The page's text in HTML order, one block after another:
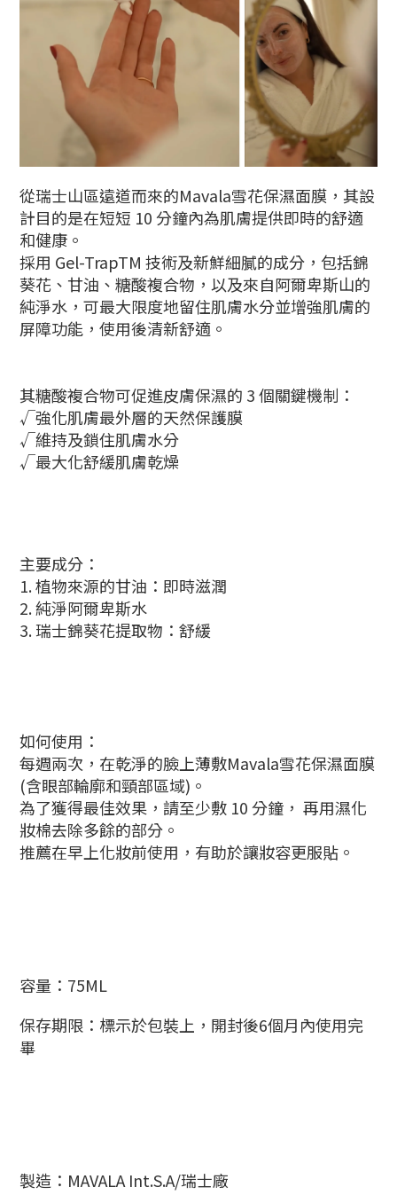
從瑞士山區遠道而來的Mavala雪花保濕面膜，其設
計目的是在短短 10 分鐘內為肌膚提供即時的舒適
和健康。
採用 Gel-TrapTM 技術及新鮮細膩的成分，包括錦
葵花、甘油、糖酸複合物，以及來自阿爾卑斯山的
純淨水，可最大限度地留住肌膚水分並增強肌膚的
屏障功能，使用後清新舒適 。
其糖酸複合物可促進皮膚保濕的 3 個關鍵機制：
√強化肌膚最外層的天然保護膜
√維持及鎖住肌膚水分
√最大化舒緩肌膚乾燥
主要成分：
1. 植物來源的甘油：即時滋潤
2. 純淨阿爾卑斯水
3. 瑞士錦葵花提取物： 舒緩
如何使用：
每週兩次， 在乾淨的臉上薄敷Mavala雪花保濕面膜
(含眼部輪廓和頸部區域)。
為了獲得最佳效果，請至少敷 10 分鐘， 再用濕化
妝棉去除多餘的部分。
推薦在早上化妝前使用，有助於讓妝容更服貼。
容量：75ML
保存期限：標示於包裝上，開封後6個月內使用完
畢
製造：MAVALA Int.S.A/瑞士廠